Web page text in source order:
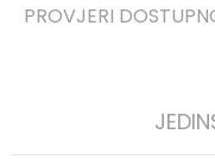
PROVJERI